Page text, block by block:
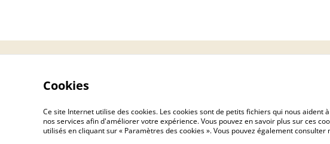
Cookies
Ce site Internet utilise des cookies. Les cookies sont de petits fichiers qui nous aident
nos services afin d'améliorer votre expérience. Vous pouvez en savoir plus sur ces
utilisés en cliquant sur « Paramètres des cookies ». Vous pouvez également consulter